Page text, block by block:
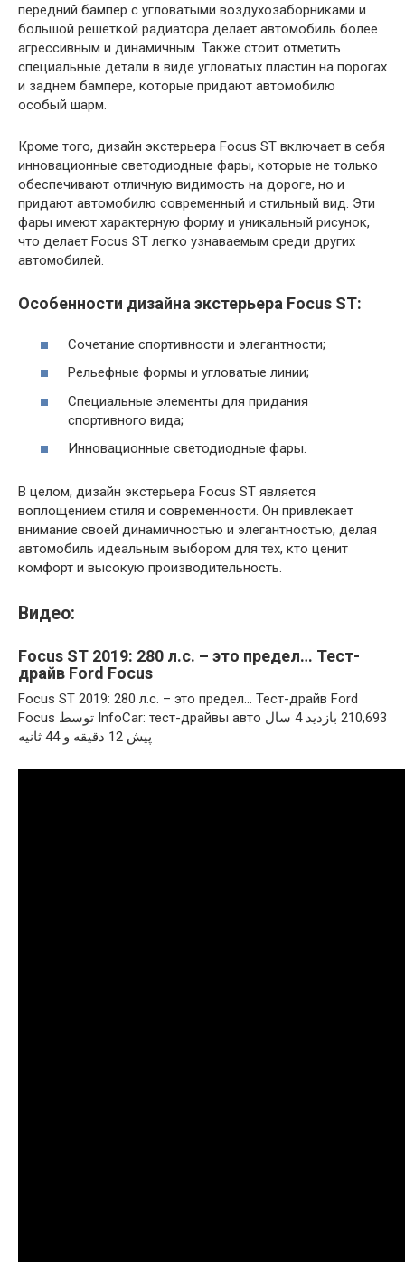
передний бампер с угловатыми воздухозаборниками и
большой решеткой радиатора делает автомобиль более
агрессивным и динамичным. Также стоит отметить
специальные детали в виде угловатых пластин на порогах
и заднем бампере, которые придают автомобилю
особый шарм.
Кроме того, дизайн экстерьера Focus ST включает в себя
инновационные светодиодные фары, которые не только
обеспечивают отличную видимость на дороге, но и
придают автомобилю современный и стильный вид. Эти
фары имеют характерную форму и уникальный рисунок,
что делает Focus ST легко узнаваемым среди других
автомобилей.
Особенности дизайна экстерьера Focus ST:
Сочетание спортивности и элегантности;
Рельефные формы и угловатые линии;
Специальные элементы для придания
спортивного вида;
Инновационные светодиодные фары.
В целом, дизайн экстерьера Focus ST является
воплощением стиля и современности. Он привлекает
внимание своей динамичностью и элегантностью, делая
автомобиль идеальным выбором для тех, кто ценит
комфорт и высокую производительность.
Видео:
Focus ST 2019: 280 л.с. – это предел… Тест-
драйв Ford Focus
Focus ST 2019: 280 л.с. – это предел… Тест-драйв Ford
Focus توسط InfoCar: тест-драйвы авто ‏210,693 بازدید 4 سال
پیش 12 دقیقه و 44 ثانیه